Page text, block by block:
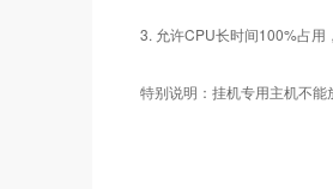
3. 允许CPU长时间100%占用
特别说明：挂机专用主机不能